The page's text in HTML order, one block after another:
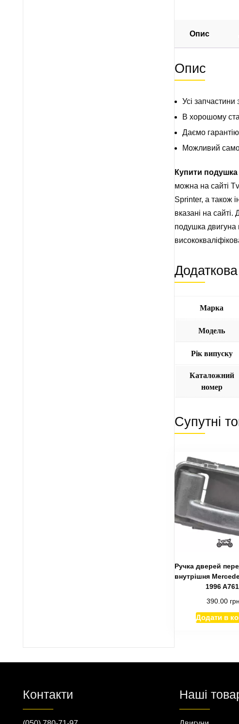
Опис
Опис
Усі
В хорошому
Даємо
Можливий
Купити
можна на сайті
Sprinter, а також
вказані на
подушка двигуна
Марка
Модель
Рік випуску
Каталожний
номер
Супутні
Ручка дверей
внутрішня
1996
390.00
Додати в
Контакти Наші